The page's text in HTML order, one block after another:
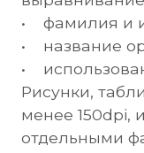
• фамилия и
• название
•
Рисунки,
менее 150dpi,
отдельными